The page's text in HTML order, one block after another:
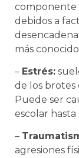
componente
debidos a
más
– Estrés:
de los brotes
Puede ser
escolar hasta
–
agresiones